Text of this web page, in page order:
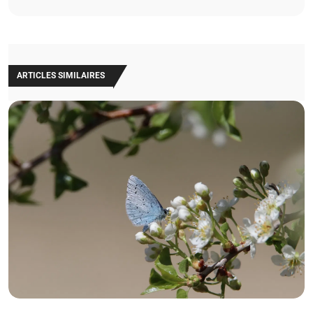
ARTICLES SIMILAIRES